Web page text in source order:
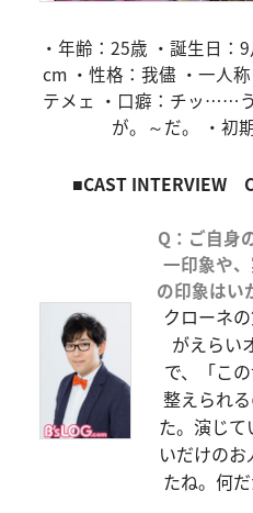
・年齢：25歳 ・誕生日：
cm ・性格：我儘 ・一人
テメェ ・口癖：チッ……
が。～だ。 ・初
■CAST INTERVIEW
Q：ご自身
一印象や
の印象はい
クローネ
がえらい
で、「こ
整えられ
た。演じて
いだけの
たね。何